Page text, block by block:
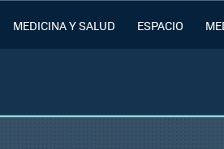
MEDICINA Y SALUD ESPACIO